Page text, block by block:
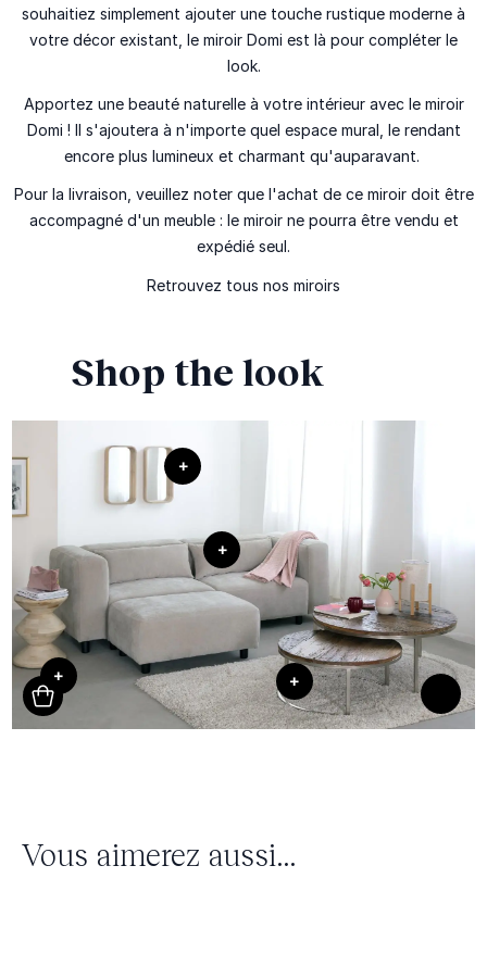
souhaitiez simplement ajouter une touche rustique moderne à
votre décor existant, le miroir Domi est là pour compléter le
look.
Apportez une beauté naturelle à votre intérieur avec le miroir
Domi ! Il s'ajoutera à n'importe quel espace mural, le rendant
encore plus lumineux et charmant qu'auparavant.
Pour la livraison, veuillez noter que l'achat de ce miroir doit être
accompagné d'un meuble : le miroir ne pourra être vendu et
expédié seul.
Retrouvez tous nos miroirs
Shop the look
+
+
+
+
Vous aimerez aussi...